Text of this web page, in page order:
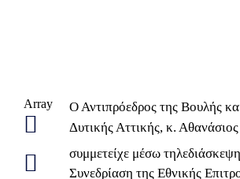
Array
Ο Αντιπρόεδρος της Βουλής
Δυτικής Αττικής, κ.
συμμετείχε μέσω
Συνεδρίαση της Εθνικής